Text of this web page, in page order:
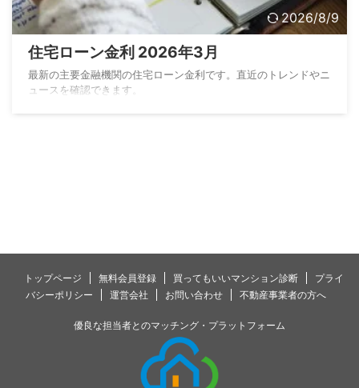
2026/8/9
住宅ローン金利 2026年3月
最新の主要金融機関の住宅ローン金利です。直近のトレンドやニ
ュースを確認できます。
トップページ 無料会員登録 買ってもいいマンション診断
プライ
バシーポリシー
運営会社 お問い合わせ 不動産事業者の方へ
優良な担当者とのマッチング・プラットフォーム